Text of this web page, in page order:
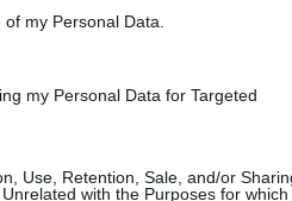
my Personal Data.
my Personal Data for Targeted
Use, Retention, Sale, and/or
with the Purposes for which
perspectives pour le secteur
ces opportunités avec un
aux métriques financières. La
informée.